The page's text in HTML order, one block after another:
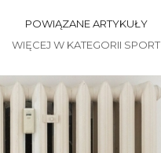
POWIĄZANE ARTYKUŁY
WIĘCEJ W KATEGORII SPORT